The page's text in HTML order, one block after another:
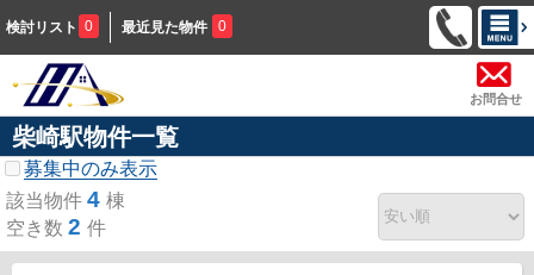
検討リスト 0 最近見た物件 0
お問合せ
柴崎駅物件一覧
募集中のみ表示
該当物件 4 棟
空き数 2 件